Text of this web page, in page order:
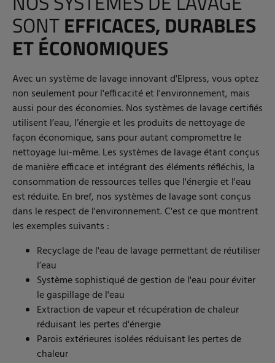
SONTEFFICACES, DURABLES
ET ÉCONOMIQUES
Avec un système de lavage innovant d'Elpress, vous optez
non seulement pour l'efficacité et l'environnement, mais
aussi pour des économies. Nos systèmes de lavage certifiés
utilisent l’eau, l’énergie et les produits de nettoyage de
façon économique, sans pour autant compromettre le
nettoyage lui-même. Les systèmes de lavage étant conçus
de manière efficace et intégrant des éléments réfléchis, la
consommation de ressources telles que l'énergie et l'eau
est réduite. En bref, nos systèmes de lavage sont conçus
dans le respect de l'environnement. C'est ce que montrent
les exemples suivants :
Recyclage de l'eau de lavage permettant de réutiliser
l’eau
Système sophistiqué de gestion de l'eau pour éviter
le gaspillage de l'eau
Extraction de vapeur et récupération de chaleur
réduisant les pertes d'énergie
Parois extérieures isolées réduisant les pertes de
chaleur